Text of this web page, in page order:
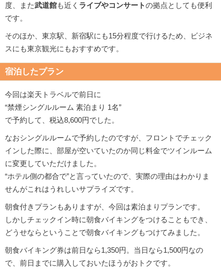
度、また武道館も近く ライブやコンサートの拠点としても便利
です。
そのほか、東京駅、新宿駅にも15分程度で行けるため、ビジネ
スにも東京観光にもおすすめです。
宿泊したプラン
今回は楽天トラベルで前日に
“禁煙シングルルーム 素泊まり 1名”
で予約して、税込8,600円でした。
なおシングルルームで予約したのですが、フロントでチェック
インした際に、部屋が空いていたのか同じ料金でツインルーム
に変更していただけました。
“ホテル側の都合で”と言っていたので、実際の理由はわかりま
せんがこれはうれしいサプライズです。
朝食付きプランもありますが、今回は素泊まりプランです。
しかしチェックイン時に朝食バイキングをつけることもでき、
どうせならということで朝食バイキングもつけてみました。
朝食バイキング券は前日なら1,350円。当日なら1,500円なの
で、前日までに購入しておいたほうがおトクです。